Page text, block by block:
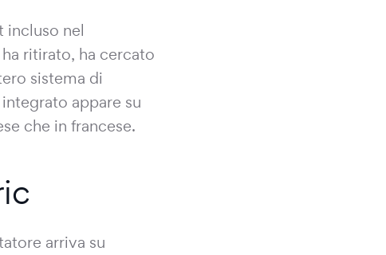
incluso nel
ritirato, ha cercato
sistema di
appare su
che in francese.
arriva su